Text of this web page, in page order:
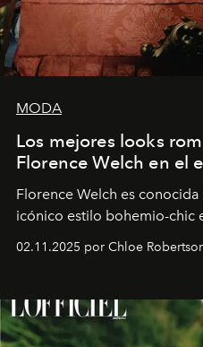
MODA
Los mejores looks
Florence Welch en el
Florence Welch es
icónico estilo bohemio-chic
02.11.2025 por Chloe